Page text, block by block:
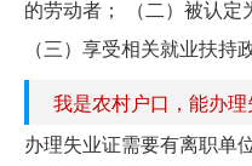
的劳动者； （二）被认定
（三）享受相关就业扶持
我是农村户口，能办理
办理失业证需要有离职单